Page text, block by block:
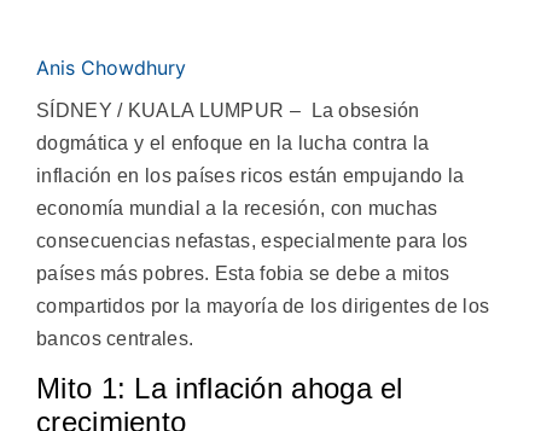
Anis Chowdhury
SÍDNEY / KUALA LUMPUR – La obsesión
dogmática y el enfoque en la lucha contra la
inflación en los países ricos están empujando la
economía mundial a la recesión, con muchas
consecuencias nefastas, especialmente para los
países más pobres. Esta fobia se debe a mitos
compartidos por la mayoría de los dirigentes de los
bancos centrales.
Mito 1: La inflación ahoga el
crecimiento